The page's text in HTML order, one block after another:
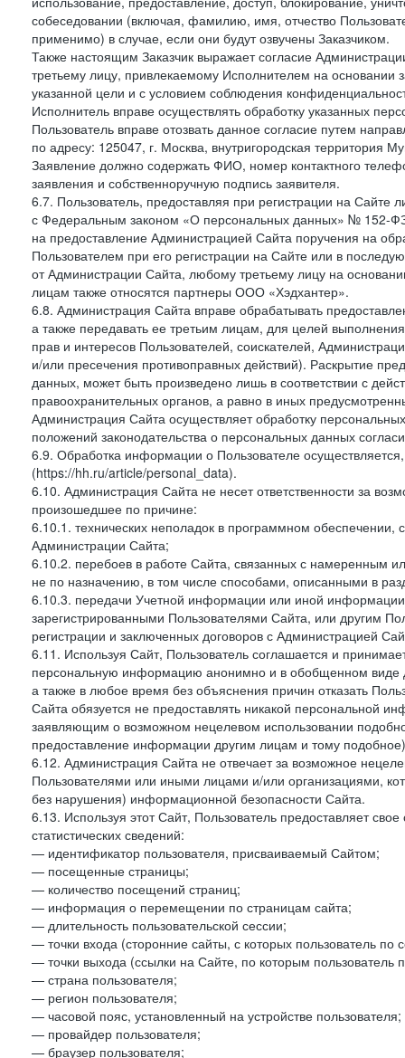
собеседовании (включая, фамилию, имя, отчество
применимо) в случае, если они будут озвучены Заказчиком.
Также настоящим Заказчик выражает согласие
третьему лицу, привлекаемому Исполнителем на основании
указанной цели и с условием соблюдения
Исполнитель вправе осуществлять обработку указанных
Пользователь вправе отозвать данное согласие путем
по адресу: 125047, г. Москва, внутригородская территория
Заявление должно содержать ФИО, номер контактного
заявления и собственноручную подпись заявителя.
6.7. Пользователь, предоставляя при регистрации на
с Федеральным законом «О персональных данных» № 152-
на предоставление Администрацией Сайта поручения на
Пользователем при его регистрации на Сайте или в
от Администрации Сайта, любому третьему лицу на
лицам также относятся партнеры ООО «Хэдхантер».
6.8. Администрация Сайта вправе обрабатывать
а также передавать ее третьим лицам, для целей
прав и интересов Пользователей, соискателей,
и/или пресечения противоправных действий). Раскрытие
данных, может быть произведено лишь в соответствии с
правоохранительных органов, а равно в иных
Администрация Сайта осуществляет обработку
положений законодательства о персональных данных
6.9. Обработка информации о Пользователе
(https://hh.ru/article/personal_data).
6.10. Администрация Сайта не несет ответственности за
произошедшее по причине:
6.10.1. технических неполадок в программном
Администрации Сайта;
6.10.2. перебоев в работе Сайта, связанных с намеренным
не по назначению, в том числе способами, описанными в
6.10.3. передачи Учетной информации или иной
зарегистрированными Пользователями Сайта, или другим
регистрации и заключенных договоров с Администрацией
6.11. Используя Сайт, Пользователь соглашается и
персональную информацию анонимно и в обобщенном виде
а также в любое время без объяснения причин отказать
Сайта обязуется не предоставлять никакой персональной
заявляющим о возможном нецелевом использовании
предоставление информации другим лицам и тому
6.12. Администрация Сайта не отвечает за возможное
Пользователями или иными лицами и/или организациями,
без нарушения) информационной безопасности Сайта.
6.13. Используя этот Сайт, Пользователь предоставляет
статистических сведений:
— идентификатор пользователя, присваиваемый Сайтом;
— посещенные страницы;
— количество посещений страниц;
— информация о перемещении по страницам сайта;
— длительность пользовательской сессии;
— точки входа (сторонние сайты, с которых пользователь по
— точки выхода (ссылки на Сайте, по которым пользователь
— страна пользователя;
— регион пользователя;
— часовой пояс, установленный на устройстве пользователя;
— провайдер пользователя;
— браузер пользователя;